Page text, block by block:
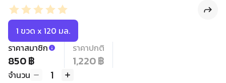
1 ขวด x 120 มล.
ราคาสมาชิก
850 ฿
ราคาปกติ
1,220 ฿
จำนวน 1